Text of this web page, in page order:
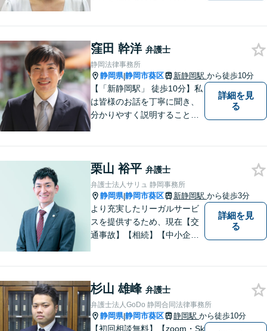
窪田 幹洋 弁護士
静岡法律事務所
静岡県|静岡市葵区 新静岡駅 から徒歩10分
【「新静岡駅」 徒歩10分】私
は皆様のお話を丁寧に聞き、
分かりやすく説明することを
す。 どんな些細なことでも結
構ですので、お気軽にご相談
ください。
詳細を見
る
栗山 裕平 弁護士
弁護士法人サリュ 静岡事務所
静岡県|静岡市葵区 新静岡駅 から徒歩3分
より充実したリーガルサービ
スを提供するため、現在【交
通事故】【相続】【中小企業
市での豊富な弁護士経験と多
数の解決実績がございます。
詳細を見
る
杉山 雄峰 弁護士
弁護士法人GoDo 静岡合同法律事務所
静岡県|静岡市葵区 静岡駅 から徒歩10分
【初回相談無料】【zoom・Sk